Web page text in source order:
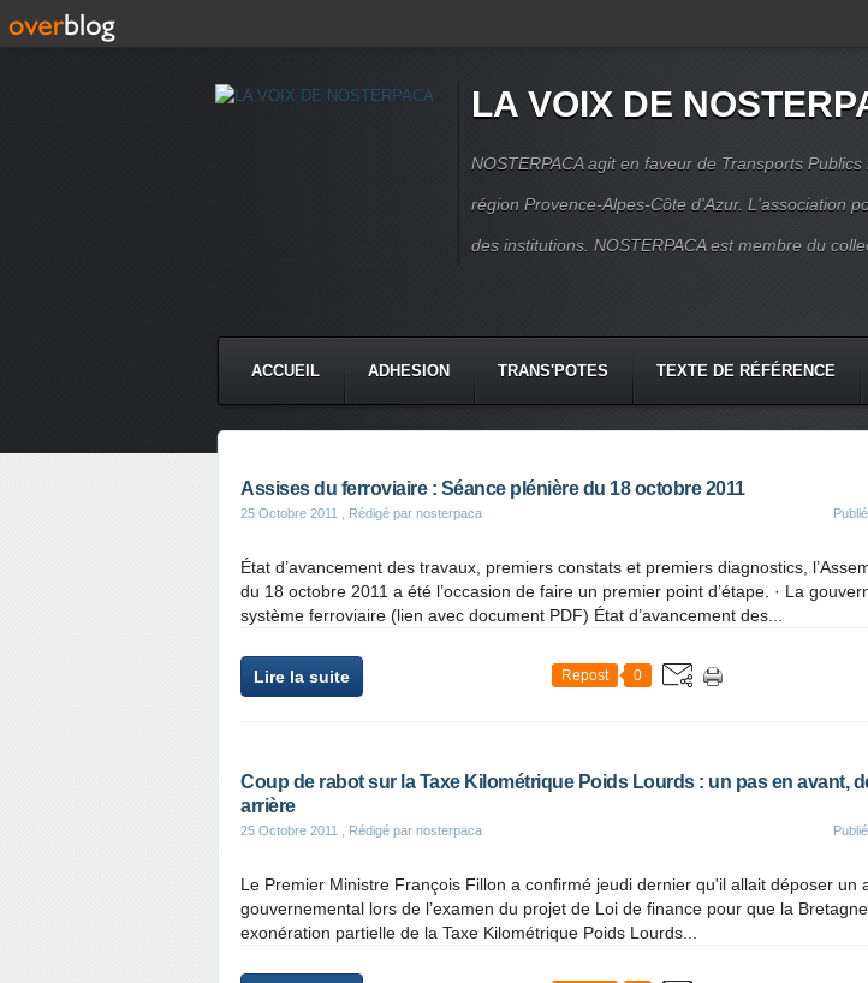
LA VOIX DE
NOSTERPACA agit en faveur de Transports
région Provence-Alpes-Côte d'Azur. L'association
des institutions. NOSTERPACA est membre du
ACCUEIL ADHESION TRANS'POTES TEXTE DE RÉFÉRENCE
Assises du ferroviaire : Séance plénière du 18 octobre 2011
25 Octobre 2011 , Rédigé par nosterpaca
État d’avancement des travaux, premiers constats et premiers diagnostics,
du 18 octobre 2011 a été l’occasion de faire un premier point d’étape. · La
système ferroviaire (lien avec document PDF) État d’avancement des...
Lire la suite Repost 0
Coup de rabot sur la Taxe Kilométrique Poids Lourds : un pas en avant,
arrière
25 Octobre 2011 , Rédigé par nosterpaca
Le Premier Ministre François Fillon a confirmé jeudi dernier qu'il allait déposer un
gouvernemental lors de l’examen du projet de Loi de finance pour que la
exonération partielle de la Taxe Kilométrique Poids Lourds...